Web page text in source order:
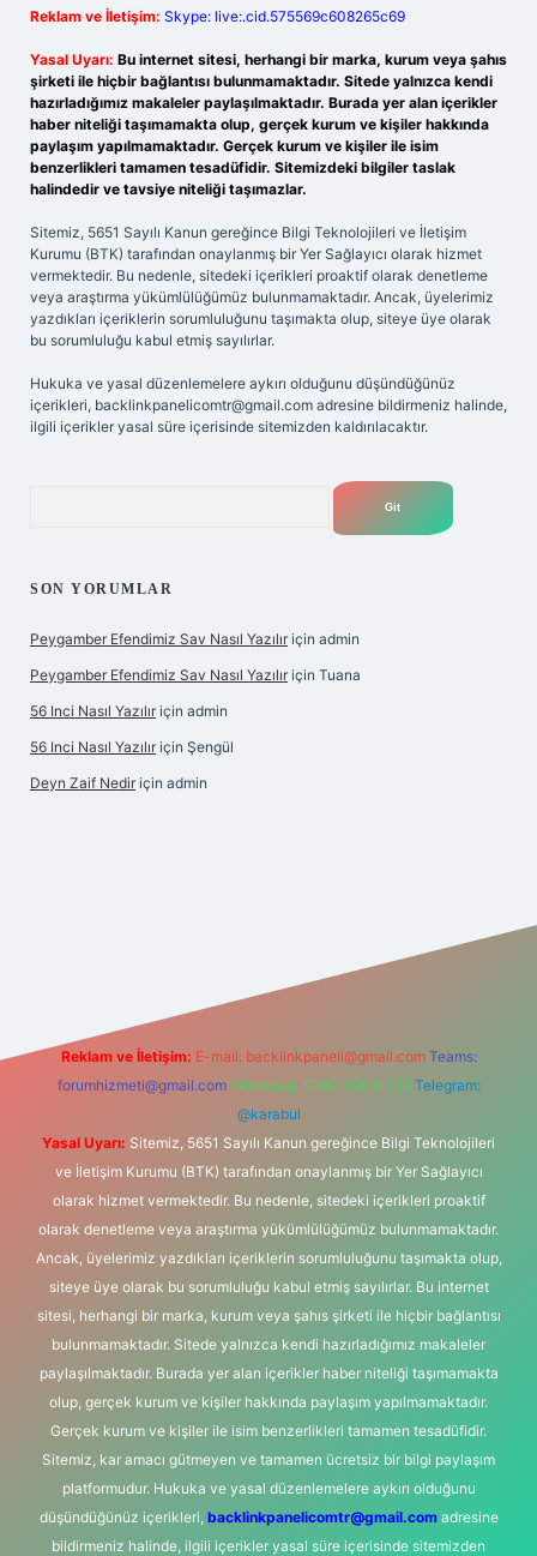
Reklam ve İletişim: Skype: live:.cid.575569c608265c69
Yasal Uyarı: Bu internet sitesi, herhangi bir marka, kurum veya şahıs
şirketi ile hiçbir bağlantısı bulunmamaktadır. Sitede yalnızca kendi
hazırladığımız makaleler paylaşılmaktadır. Burada yer alan içerikler
haber niteliği taşımamakta olup, gerçek kurum ve kişiler hakkında
paylaşım yapılmamaktadır. Gerçek kurum ve kişiler ile isim
benzerlikleri tamamen tesadüfidir. Sitemizdeki bilgiler taslak
halindedir ve tavsiye niteliği taşımazlar.
Sitemiz, 5651 Sayılı Kanun gereğince Bilgi Teknolojileri ve İletişim
Kurumu (BTK) tarafından onaylanmış bir Yer Sağlayıcı olarak hizmet
vermektedir. Bu nedenle, sitedeki içerikleri proaktif olarak denetleme
veya araştırma yükümlülüğümüz bulunmamaktadır. Ancak, üyelerimiz
yazdıkları içeriklerin sorumluluğunu taşımakta olup, siteye üye olarak
bu sorumluluğu kabul etmiş sayılırlar.
Hukuka ve yasal düzenlemelere aykırı olduğunu düşündüğünüz
içerikleri, backlinkpanelicomtr@gmail.com adresine bildirmeniz halinde,
ilgili içerikler yasal süre içerisinde sitemizden kaldırılacaktır.
SON YORUMLAR
Peygamber Efendimiz Sav Nasıl Yazılır için admin
Peygamber Efendimiz Sav Nasıl Yazılır için Tuana
56 Inci Nasıl Yazılır için admin
56 Inci Nasıl Yazılır için Şengül
Deyn Zaif Nedir için admin
Reklam ve İletişim: E-mail: backlinkpaneli@gmail.com Teams:
forumhizmeti@gmail.com Whatsapp: 0262 606 0 726 Telegram:
@karabul
Yasal Uyarı: Sitemiz, 5651 Sayılı Kanun gereğince Bilgi Teknolojileri
ve İletişim Kurumu (BTK) tarafından onaylanmış bir Yer Sağlayıcı
olarak hizmet vermektedir. Bu nedenle, sitedeki içerikleri proaktif
olarak denetleme veya araştırma yükümlülüğümüz bulunmamaktadır.
Ancak, üyelerimiz yazdıkları içeriklerin sorumluluğunu taşımakta olup,
siteye üye olarak bu sorumluluğu kabul etmiş sayılırlar. Bu internet
sitesi, herhangi bir marka, kurum veya şahıs şirketi ile hiçbir bağlantısı
bulunmamaktadır. Sitede yalnızca kendi hazırladığımız makaleler
paylaşılmaktadır. Burada yer alan içerikler haber niteliği taşımamakta
olup, gerçek kurum ve kişiler hakkında paylaşım yapılmamaktadır.
Gerçek kurum ve kişiler ile isim benzerlikleri tamamen tesadüfidir.
Sitemiz, kar amacı gütmeyen ve tamamen ücretsiz bir bilgi paylaşım
platformudur. Hukuka ve yasal düzenlemelere aykırı olduğunu
düşündüğünüz içerikleri, backlinkpanelicomtr@gmail.comadresine
bildirmeniz halinde, ilgili içerikler yasal süre içerisinde sitemizden